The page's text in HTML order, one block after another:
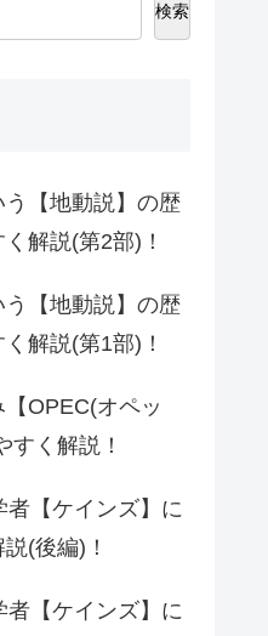
検索
【地動説】の歴
解説(第2部)！
【地動説】の歴
解説(第1部)！
OPEC(オペッ
すく解説！
者【ケインズ】に
(後編)！
者【ケインズ】に